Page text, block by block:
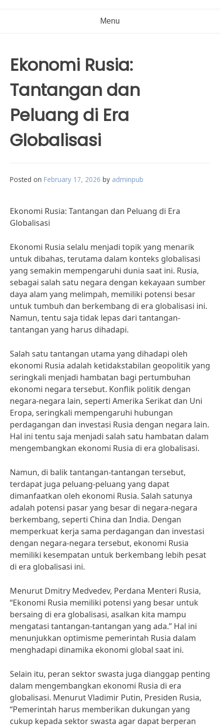
Menu
Ekonomi Rusia:
Tantangan dan
Peluang di Era
Globalisasi
Posted on February 17, 2026 by adminpub
Ekonomi Rusia: Tantangan dan Peluang di Era
Globalisasi
Ekonomi Rusia selalu menjadi topik yang menarik
untuk dibahas, terutama dalam konteks globalisasi
yang semakin mempengaruhi dunia saat ini. Rusia,
sebagai salah satu negara dengan kekayaan sumber
daya alam yang melimpah, memiliki potensi besar
untuk tumbuh dan berkembang di era globalisasi ini.
Namun, tentu saja tidak lepas dari tantangan-
tantangan yang harus dihadapi.
Salah satu tantangan utama yang dihadapi oleh
ekonomi Rusia adalah ketidakstabilan geopolitik yang
seringkali menjadi hambatan bagi pertumbuhan
ekonomi negara tersebut. Konflik politik dengan
negara-negara lain, seperti Amerika Serikat dan Uni
Eropa, seringkali mempengaruhi hubungan
perdagangan dan investasi Rusia dengan negara lain.
Hal ini tentu saja menjadi salah satu hambatan dalam
mengembangkan ekonomi Rusia di era globalisasi.
Namun, di balik tantangan-tantangan tersebut,
terdapat juga peluang-peluang yang dapat
dimanfaatkan oleh ekonomi Rusia. Salah satunya
adalah potensi pasar yang besar di negara-negara
berkembang, seperti China dan India. Dengan
memperkuat kerja sama perdagangan dan investasi
dengan negara-negara tersebut, ekonomi Rusia
memiliki kesempatan untuk berkembang lebih pesat
di era globalisasi ini.
Menurut Dmitry Medvedev, Perdana Menteri Rusia,
“Ekonomi Rusia memiliki potensi yang besar untuk
bersaing di era globalisasi, asalkan kita mampu
mengatasi tantangan-tantangan yang ada.” Hal ini
menunjukkan optimisme pemerintah Rusia dalam
menghadapi dinamika ekonomi global saat ini.
Selain itu, peran sektor swasta juga dianggap penting
dalam mengembangkan ekonomi Rusia di era
globalisasi. Menurut Vladimir Putin, Presiden Rusia,
“Pemerintah harus memberikan dukungan yang
cukup kepada sektor swasta agar dapat berperan